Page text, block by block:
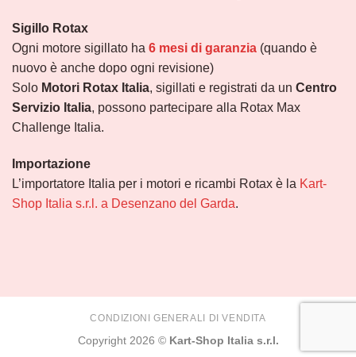
Sigillo Rotax
Ogni motore sigillato ha 6 mesi di garanzia (quando è
nuovo è anche dopo ogni revisione)
Solo Motori Rotax Italia, sigillati e registrati da un Centro
Servizio Italia, possono partecipare alla Rotax Max
Challenge Italia.
Importazione
L’importatore Italia per i motori e ricambi Rotax è la Kart-
Shop Italia s.r.l. a Desenzano del Garda.
CONDIZIONI GENERALI DI VENDITA
Copyright 2026 © Kart-Shop Italia s.r.l.